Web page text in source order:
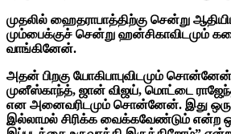
முதலில் ஹைதராபாத்திற்கு சென்று
மும்பைக்குச் சென்று ஹன்சிகாவிடமும்
வாங்கினேன்.
அதன் பிறகு யோகிபாபுவிடமும்
முனீஸ்காந்த், ஜான் விஜய், மொட்டை
என அனைவரிடமும் சொன்னேன். இது ஒரு
இல்லாமல் சிரிக்க வைக்கவேண்டும் என்ற